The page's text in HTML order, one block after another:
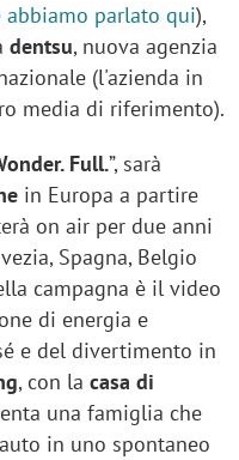
abbiamo parlato qui),
dentsu, nuova agenzia
(l'azienda in
media di riferimento).
Full.”, sarà
in Europa a partire
on air per due anni
Spagna, Belgio
campagna è il video
di energia e
e del divertimento in
, con la casa di
una famiglia che
in uno spontaneo